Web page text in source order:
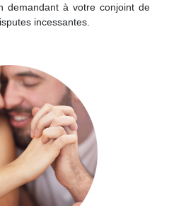
demandant à votre conjoint de
incessantes.